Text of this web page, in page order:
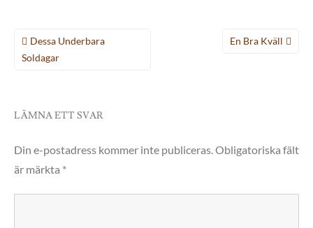
Inläggsnavigering
Dessa Underbara
Soldagar
En Bra Kväll
LÄMNA ETT SVAR
Din e-postadress kommer inte publiceras.Obligatoriska fält
är märkta *